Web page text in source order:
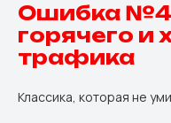
Ошибка
горячего и
трафика
Классика, которая не